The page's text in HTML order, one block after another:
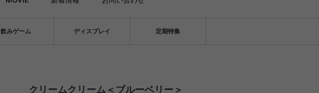
飲みゲーム ディスプレイ 定期特集
クリームクリーム＜ブルーベリー＞